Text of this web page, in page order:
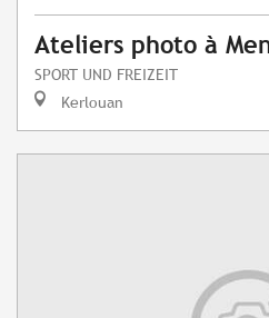
Ateliers photo à
SPORT UND FREIZEIT
Kerlouan